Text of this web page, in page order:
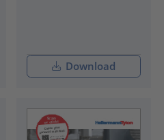
Download